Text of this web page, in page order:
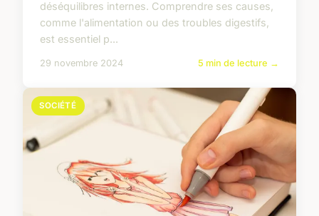
déséquilibres internes. Comprendre ses causes,
comme l'alimentation ou des troubles digestifs,
est essentiel p...
29 novembre 2024 5 min de lecture →
SOCIÉTÉ